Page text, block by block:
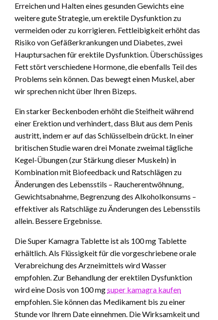
Erreichen und Halten eines gesunden Gewichts eine
weitere gute Strategie, um erektile Dysfunktion zu
vermeiden oder zu korrigieren. Fettleibigkeit erhöht das
Risiko von Gefäßerkrankungen und Diabetes, zwei
Hauptursachen für erektile Dysfunktion. Überschüssiges
Fett stört verschiedene Hormone, die ebenfalls Teil des
Problems sein können. Das bewegt einen Muskel, aber
wir sprechen nicht über Ihren Bizeps.
Ein starker Beckenboden erhöht die Steifheit während
einer Erektion und verhindert, dass Blut aus dem Penis
austritt, indem er auf das Schlüsselbein drückt. In einer
britischen Studie waren drei Monate zweimal tägliche
Kegel-Übungen (zur Stärkung dieser Muskeln) in
Kombination mit Biofeedback und Ratschlägen zu
Änderungen des Lebensstils – Raucherentwöhnung,
Gewichtsabnahme, Begrenzung des Alkoholkonsums –
effektiver als Ratschläge zu Änderungen des Lebensstils
allein. Bessere Ergebnisse.
Die Super Kamagra Tablette ist als 100 mg Tablette
erhältlich. Als Flüssigkeit für die vorgeschriebene orale
Verabreichung des Arzneimittels wird Wasser
empfohlen. Zur Behandlung der erektilen Dysfunktion
wird eine Dosis von 100 mgsuper kamagra kaufen
empfohlen. Sie können das Medikament bis zu einer
Stunde vor Ihrem Date einnehmen. Die Wirksamkeit und